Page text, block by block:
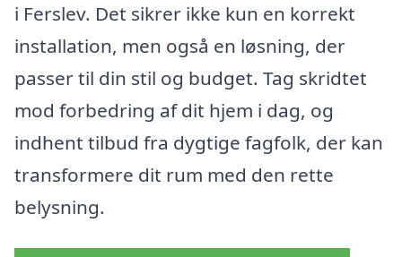
i Ferslev. Det sikrer ikke kun en korrekt
installation, men også en løsning, der
passer til din stil og budget. Tag skridtet
mod forbedring af dit hjem i dag, og
indhent tilbud fra dygtige fagfolk, der kan
transformere dit rum med den rette
belysning.